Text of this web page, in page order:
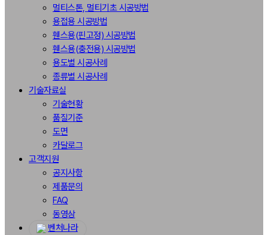
멀티스톤, 멀티기초 시공방법
용접용 시공방법
휀스용(핀고정) 시공방법
휀스용(충전용) 시공방법
용도별 시공사례
종류별 시공사례
기술자료실
기술현황
품질기준
도면
카달로그
고객지원
공지사항
제품문의
FAQ
동영상
벤처나라